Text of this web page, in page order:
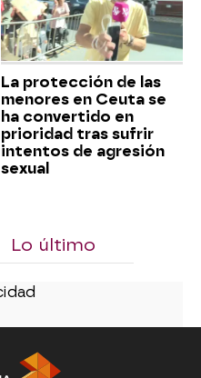
La protección de las
menores en Ceuta se
ha convertido en
prioridad tras sufrir
intentos de agresión
sexual
Lo último